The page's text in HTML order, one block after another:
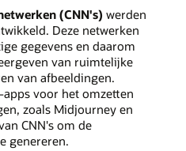
(CNN's) werden
Deze netwerken
gegevens en daarom
van ruimtelijke
van afbeeldingen.
voor het omzetten
zoals Midjourney en
CNN's om de
genereren.